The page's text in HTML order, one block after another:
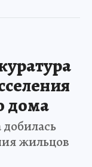
дома
жильцов